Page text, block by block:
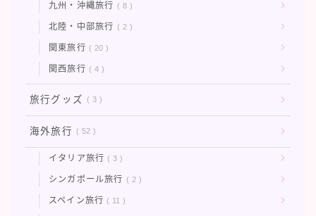
九州・沖縄旅行 8
北陸・中部旅行 2
関東旅行 20
関西旅行 4
旅行グッズ 3
海外旅行 52
イタリア旅行 3
シンガポール旅行 2
スペイン旅行 11